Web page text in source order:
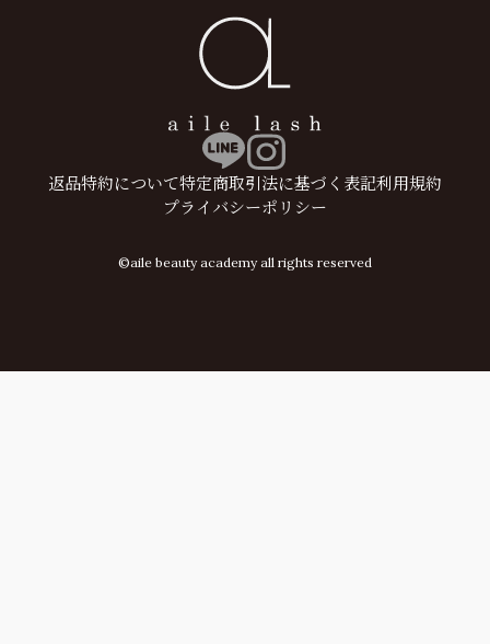
返品特約について特定商取引法に基づく表記利用規約
プライバシーポリシー
©aile beauty academy all rights reserved